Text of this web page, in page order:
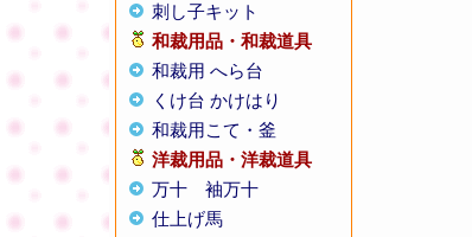
刺し子キット
和裁用品・和裁道具
和裁用 へら台
くけ台 かけはり
和裁用こて・釜
洋裁用品・洋裁道具
万十
袖万十
仕上げ馬